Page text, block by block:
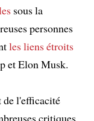
sous la
personnes
les liens étroits
et Elon Musk.
l'efficacité
critiques